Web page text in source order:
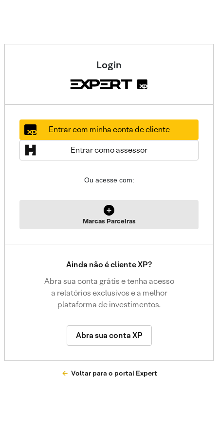
Login
Entrar com minha conta de cliente
Entrar como assessor
Ou acesse com:
Marcas Parceiras
Ainda não é cliente XP?
Abra sua conta grátis e tenha acesso
a relatórios exclusivos e a melhor
plataforma de investimentos.
Abra sua conta XP
Voltar para o portal Expert